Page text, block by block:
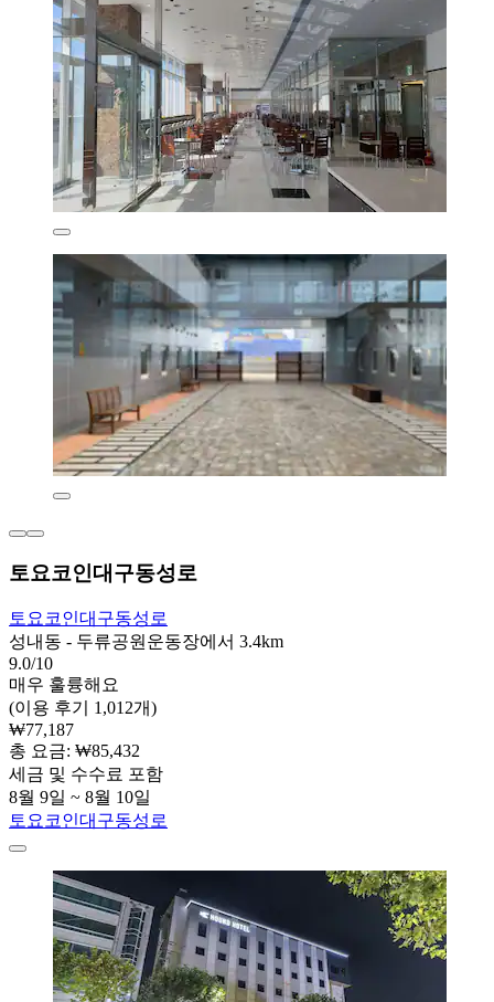
토요코인대구동성로
토요코인대구동성로
성내동 - 두류공원운동장에서 3.4km
9.0/10
매우 훌륭해요
(이용 후기 1,012개)
₩77,187
총 요금: ₩85,432
세금 및 수수료 포함
8월 9일 ~ 8월 10일
토요코인대구동성로